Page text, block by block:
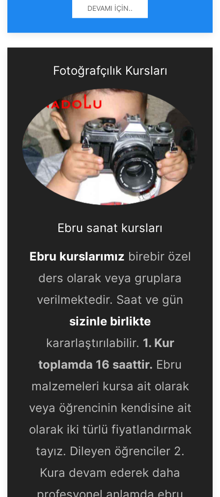
DEVAMI İÇIN..
Fotoğrafçılık Kursları
Ebru sanat kursları
Ebru kurslarımız birebir özel
ders olarak veya gruplara
verilmektedir. Saat ve gün
sizinle birlikte
kararlaştırılabilir. 1. Kur
toplamda 16 saattir. Ebru
malzemeleri kursa ait olarak
veya öğrencinin kendisine ait
olarak iki türlü fiyatlandırmak
tayız. Dileyen öğrenciler 2.
Kura devam ederek daha